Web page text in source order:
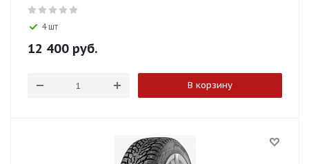
4 шт
12 400 руб.
В корзину